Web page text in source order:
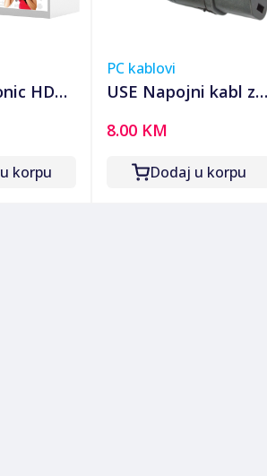
HDMI
korpu
PC kablovi
USE Napojni kabl za
metara - N 5
8.00 KM
Dodaj u korpu